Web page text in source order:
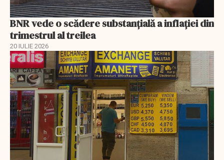
BNR vede o scădere substanţială a inflaţiei din
trimestrul al treilea
20 IULIE 2026